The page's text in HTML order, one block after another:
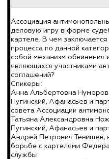
Ассоциация
деловую игру в форме
картеле. В чем
процесса по данной
собой механизм обвинения
являющихся участниками
соглашений?
Спикеры:
Анна Альбертовна
Пугинский, Афанасьев и
совета Ассоциации
Татьяна Александровна
Пугинский, Афанасьев и
Андрей Петрович Тенишев,
борьбе с картелями
службы